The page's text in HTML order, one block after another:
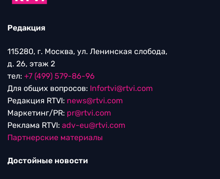
Редакция
115280, г. Москва, ул. Ленинская слобода,
д. 26, этаж 2
тел: +7 (499) 579-86-96
Для общих вопросов: Infortvi@rtvi.com
Редакция RTVI: news@rtvi.com
Маркетинг/PR: pr@rtvi.com
Реклама RTVI: adv-eu@rtvi.com
Партнерские материалы
Достойные новости